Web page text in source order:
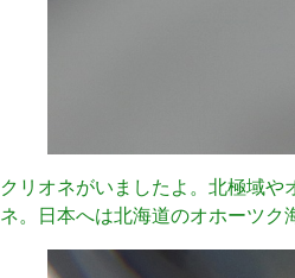
クリオネがいましたよ。北極域
ネ。日本へは北海道のオホーツク